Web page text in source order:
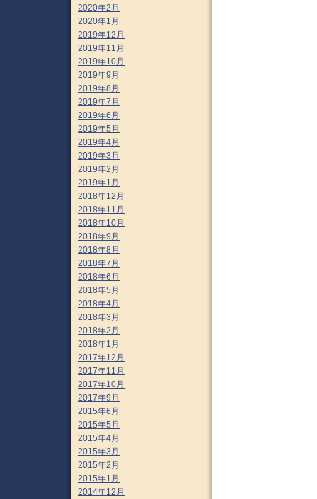
2020年2月
2020年1月
2019年12月
2019年11月
2019年10月
2019年9月
2019年8月
2019年7月
2019年6月
2019年5月
2019年4月
2019年3月
2019年2月
2019年1月
2018年12月
2018年11月
2018年10月
2018年9月
2018年8月
2018年7月
2018年6月
2018年5月
2018年4月
2018年3月
2018年2月
2018年1月
2017年12月
2017年11月
2017年10月
2017年9月
2015年6月
2015年5月
2015年4月
2015年3月
2015年2月
2015年1月
2014年12月